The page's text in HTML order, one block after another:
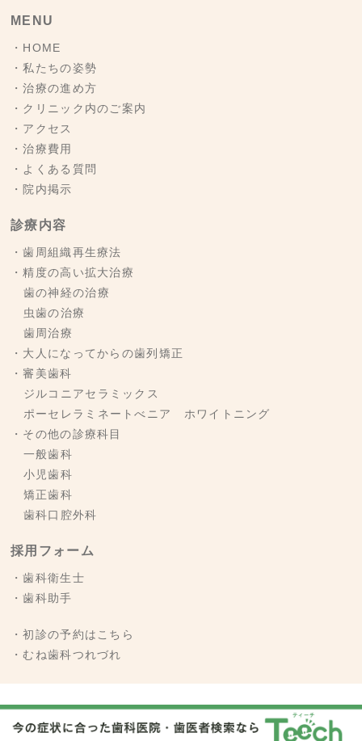
MENU
・HOME
・私たちの姿勢
・治療の進め方
・クリニック内のご案内
・アクセス
・治療費用
・よくある質問
・院内掲示
診療内容
・歯周組織再生療法
・精度の高い拡大治療
歯の神経の治療
虫歯の治療
歯周治療
・大人になってからの歯列矯正
・審美歯科
ジルコニアセラミックス
ポーセレラミネートべニア ホワイトニング
・その他の診療科目
一般歯科
小児歯科
矯正歯科
歯科口腔外科
採用フォーム
・歯科衛生士
・歯科助手
・初診の予約はこちら
・むね歯科つれづれ